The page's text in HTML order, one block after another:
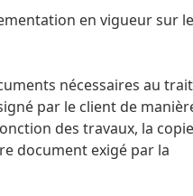
en vigueur sur
nécessaires au
par le client de
des travaux, la
document exigé par la